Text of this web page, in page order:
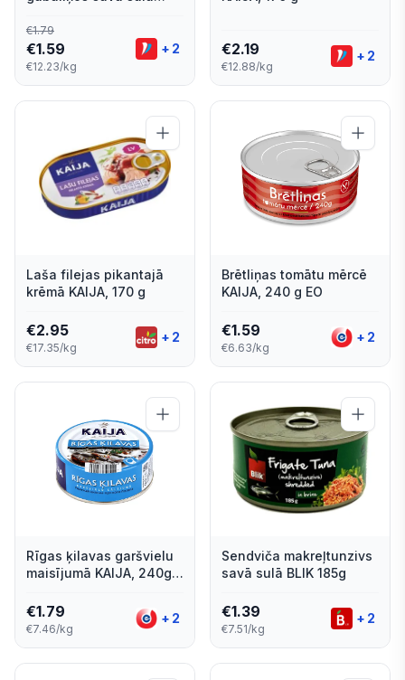
€1.79
€1.59
€12.23/kg
+ 2 €2.19
€12.88/kg
+ 2
Laša filejas pikantajā
krēmā KAIJA, 170 g
€2.95
€17.35/kg
+ 2
Brētliņas tomātu mērcē
KAIJA, 240 g EO
€1.59
€6.63/kg
+ 2
Rīgas ķilavas garšvielu
maisījumā KAIJA, 240g
€1.79
€7.46/kg
+ 2
Sendviča makreļtunzivs
savā sulā BLIK 185g
€1.39
€7.51/kg
+ 2